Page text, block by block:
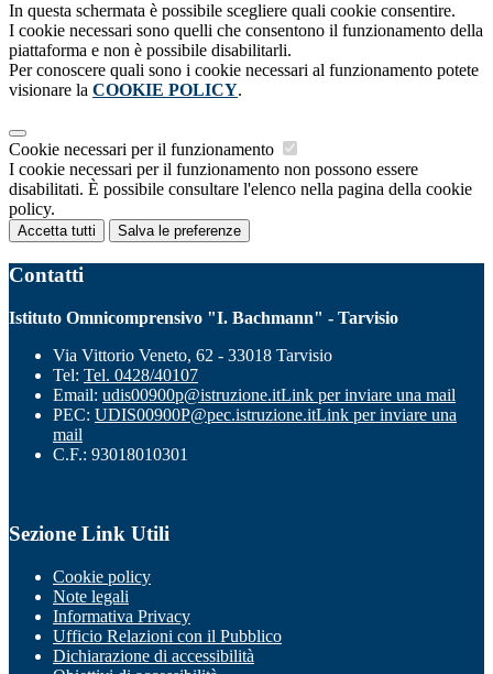
In questa schermata è possibile scegliere quali cookie consentire.
I cookie necessari sono quelli che consentono il funzionamento della
piattaforma e non è possibile disabilitarli.
Per conoscere quali sono i cookie necessari al funzionamento potete
visionare la COOKIE POLICY.
Cookie necessari per il funzionamento
I cookie necessari per il funzionamento non possono essere
disabilitati. È possibile consultare l'elenco nella pagina della cookie
policy.
Accetta tutti Salva le preferenze
Contatti
Istituto Omnicomprensivo "I. Bachmann" - Tarvisio
Via Vittorio Veneto, 62 - 33018 Tarvisio
Tel: Tel. 0428/40107
Email: udis00900p@istruzione.itLink per inviare una mail
PEC: UDIS00900P@pec.istruzione.itLink per inviare una
mail
C.F.: 93018010301
Sezione Link Utili
Cookie policy
Note legali
Informativa Privacy
Ufficio Relazioni con il Pubblico
Dichiarazione di accessibilità